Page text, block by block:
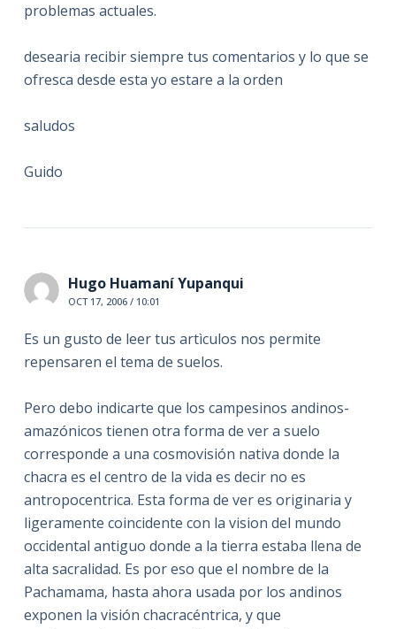
problemas actuales.
desearia recibir siempre tus comentarios y lo que se
ofresca desde esta yo estare a la orden
saludos
Guido
Hugo Huamaní Yupanqui
OCT 17, 2006 / 10:01
Es un gusto de leer tus artìculos nos permite
repensaren el tema de suelos.
Pero debo indicarte que los campesinos andinos-
amazónicos tienen otra forma de ver a suelo
corresponde a una cosmovisión nativa donde la
chacra es el centro de la vida es decir no es
antropocentrica. Esta forma de ver es originaria y
ligeramente coincidente con la vision del mundo
occidental antiguo donde a la tierra estaba llena de
alta sacralidad. Es por eso que el nombre de la
Pachamama, hasta ahora usada por los andinos
exponen la visión chacracéntrica, y que